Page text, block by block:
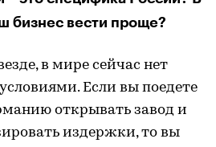
бизнес вести проще?
в мире сейчас нет
Если вы поедете
открывать завод и
издержки, то вы